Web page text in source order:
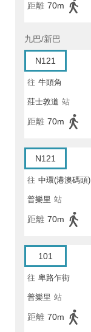
距離 70m
九巴/新巴
N121
往 牛頭角
莊士敦道 站
距離 70m
N121
往 中環(港澳碼頭)
普樂里 站
距離 70m
101
往 卑路乍街
普樂里 站
距離 70m